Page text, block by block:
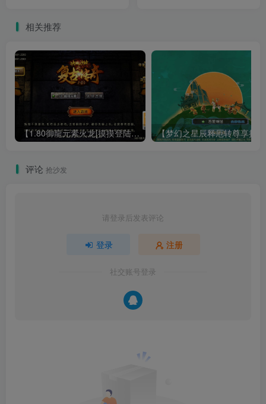
相关推荐
【1.80御龍元素火龙[摸摸登陆器]】战神引擎WIN服务端+GM工具+充值后台+双端+架设教程
评论 抢沙发
请登录后发表评论
登录 注册
社交账号登录